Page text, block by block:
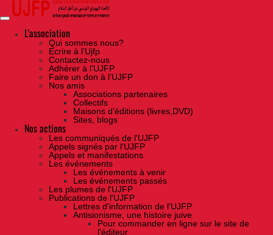
Skip
the
contentL'association
Qui sommes nous?
Ecrire à l’Ujfp
Contactez-nous
Adhérer à l’UJFP
Faire un don à l’UJFP
Nos amis
Associations partenaires
Collectifs
Maisons d’éditions (livres,DVD)
Sites, blogs
Nos actions
Les communiqués de l'UJFP
Appels signés par l'UJFP
Appels et manifestations
Les événements
Les événements à venir
Les événements passés
Les plumes de l'UJFP
Publications de l'UJFP
Lettres d'information de l'UJFP
Antisionisme, une histoire juive
Pour commander en ligne sur le site de
l'éditeur